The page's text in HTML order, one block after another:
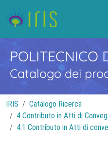
POLITECNICO
Catalogo dei
IRIS
Catalogo Ricerca
4 Contributo in Atti di
4.1 Contributo in Atti di